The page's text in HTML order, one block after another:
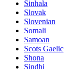
Sinhala
Slovak
Slovenian
Somali
Samoan
Scots Gaelic
Shona
Sindhi